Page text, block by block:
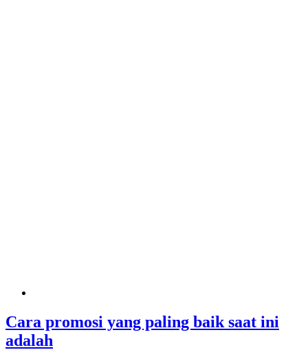
Cara promosi yang paling baik saat ini
adalah